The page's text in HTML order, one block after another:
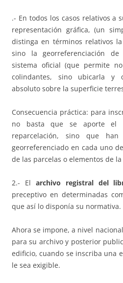
.- En todos los casos relativos a
representación gráfica, (un
distinga en términos relativos
sino la georreferenciación
sistema oficial (que permite
colindantes, sino ubicarla y
absoluto sobre la superficie
Consecuencia práctica: para
no basta que se aporte el
reparcelación, sino que
georreferenciado en cada uno
de las parcelas o elementos de
2.- El archivo registral del
preceptivo en determinadas
que así lo disponía su normativa.
Ahora se impone, a nivel
para su archivo y posterior
edificio, cuando se inscriba una
le sea exigible.